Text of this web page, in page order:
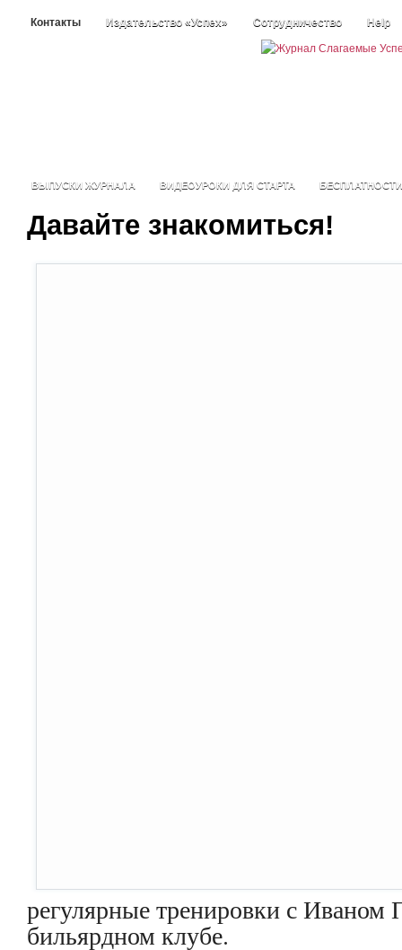
Контакты Издательство «Успех» Сотрудничество Help
ВЫПУСКИ ЖУРНАЛА ВИДЕОУРОКИ ДЛЯ СТАРТА БЕСПЛАТНОСТИ
Давайте знакомиться!
регулярные тренировки с Иваном
бильярдном клубе.